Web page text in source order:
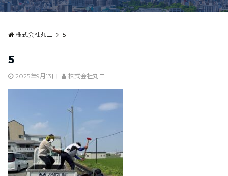
株式会社丸二 5
5
2025年9月13日 株式会社丸二